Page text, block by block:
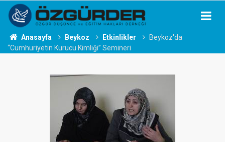
Anasayfa Beykoz Etkinlikler
Beykoz'da
“Cumhuriyetin Kurucu Kimliği” Semineri